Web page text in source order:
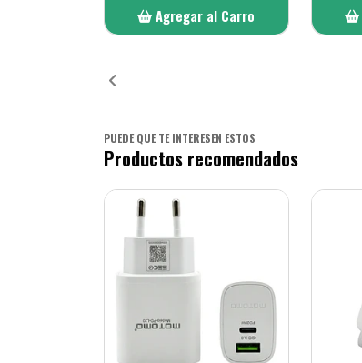
Agregar al Carro
PUEDE QUE TE INTERESEN ESTOS
Productos recomendados